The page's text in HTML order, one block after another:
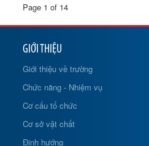
Page 1 of 14
GIỚI THIỆU
Giới thiệu về trường
Chức năng - Nhiệm vụ
Cơ cấu tổ chức
Cơ sở vật chất
Định hướng